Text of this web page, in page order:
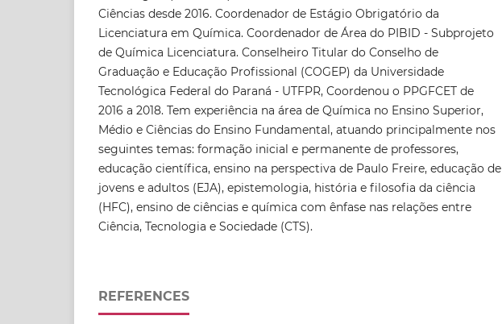
Ciências desde 2016. Coordenador de Estágio Obrigatório da
Licenciatura em Química. Coordenador de Área do PIBID - Subprojeto
de Química Licenciatura. Conselheiro Titular do Conselho de
Graduação e Educação Profissional (COGEP) da Universidade
Tecnológica Federal do Paraná - UTFPR, Coordenou o PPGFCET de
2016 a 2018. Tem experiência na área de Química no Ensino Superior,
Médio e Ciências do Ensino Fundamental, atuando principalmente nos
seguintes temas: formação inicial e permanente de professores,
educação científica, ensino na perspectiva de Paulo Freire, educação de
jovens e adultos (EJA), epistemologia, história e filosofia da ciência
(HFC), ensino de ciências e química com ênfase nas relações entre
Ciência, Tecnologia e Sociedade (CTS).
REFERENCES